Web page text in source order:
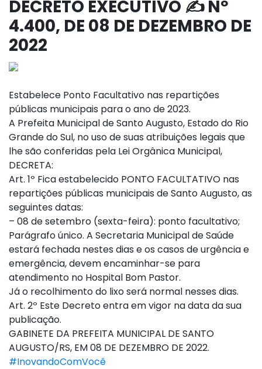
DECRETO EXECUTIVO ✍️ Nº
4.400, DE 08 DE DEZEMBRO DE
2022
Estabelece Ponto Facultativo nas repartições
públicas municipais para o ano de 2023.
A Prefeita Municipal de Santo Augusto, Estado do Rio
Grande do Sul, no uso de suas atribuições legais que
lhe são conferidas pela Lei Orgânica Municipal,
DECRETA:
Art. 1º Fica estabelecido PONTO FACULTATIVO nas
repartições públicas municipais de Santo Augusto, as
seguintes datas:
– 08 de setembro (sexta-feira): ponto facultativo;
Parágrafo único. A Secretaria Municipal de Saúde
estará fechada nestes dias e os casos de urgência e
emergência, devem encaminhar-se para
atendimento no Hospital Bom Pastor.
Já o recolhimento do lixo será normal nesses dias.
Art. 2º Este Decreto entra em vigor na data da sua
publicação.
GABINETE DA PREFEITA MUNICIPAL DE SANTO
AUGUSTO/RS, EM 08 DE DEZEMBRO DE 2022.
#InovandoComVocê